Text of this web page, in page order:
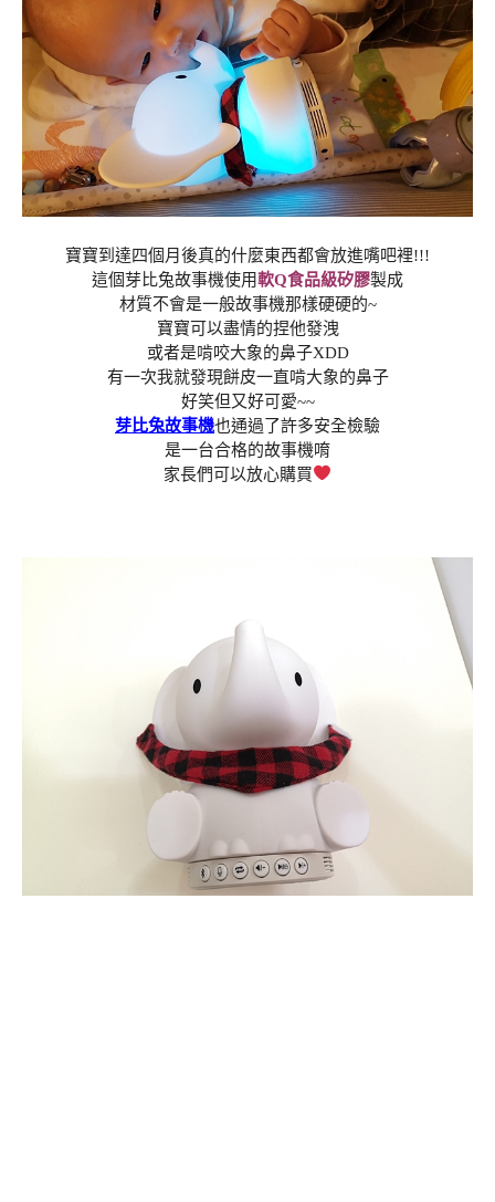
寶寶到達四個月後真的什麼東西都會放進嘴吧裡!!!
這個芽比兔故事機使用軟Q食品級矽膠製成
材質不會是一般故事機那樣硬硬的~
寶寶可以盡情的捏他發洩
或者是啃咬大象的鼻子XDD
有一次我就發現餅皮一直啃大象的鼻子
好笑但又好可愛~~
芽比兔故事機也通過了許多安全檢驗
是一台合格的故事機唷
家長們可以放心購買